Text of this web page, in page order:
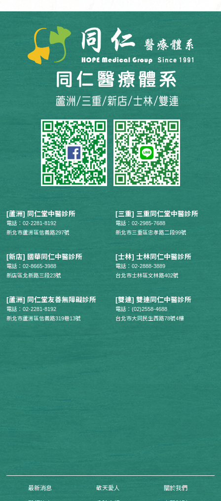
[蘆洲] 同仁堂中醫診所
電話：02-2281-8192
新北市蘆洲區信義路297號
[三重] 三重同仁堂中醫診所
電話：02-2985-7688
新北市三重區忠孝路二段99號
[新店] 國華同仁中醫診所
電話：02-8665-3988
新店區北新路三段23號
[士林] 士林同仁中醫診所
電話：02-2888-3889
台北市士林區文林路402號
[蘆洲] 同仁堂友善無障礙診所
電話：02-2281-8192
新北市蘆洲區信義路319巷13號
[雙連] 雙連同仁中醫診所
電話：(02)2558-4688
台北市大同民生西路78號4樓
最新消息 敬天愛人 關於我們